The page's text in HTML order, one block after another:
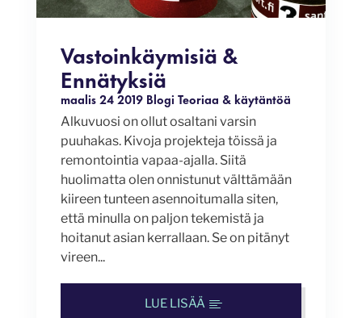
Vastoinkäymisiä &
Ennätyksiä
maalis 24 2019 Blogi Teoriaa & käytäntöä
Alkuvuosi on ollut osaltani varsin
puuhakas. Kivoja projekteja töissä ja
remontointia vapaa-ajalla. Siitä
huolimatta olen onnistunut välttämään
kiireen tunteen asennoitumalla siten,
että minulla on paljon tekemistä ja
hoitanut asian kerrallaan. Se on pitänyt
vireen...
LUE LISÄÄ